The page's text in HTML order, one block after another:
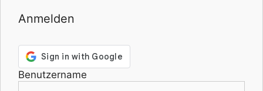
Anmelden
Benutzername